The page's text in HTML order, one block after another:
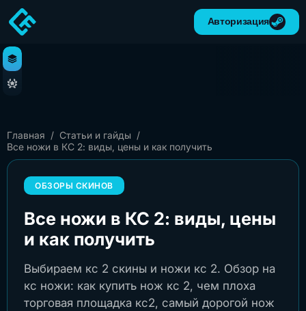
Авторизация
Главная / Статьи и гайды /
Все ножи в КС 2: виды, цены и как получить
ОБЗОРЫ СКИНОВ
Все ножи в КС 2: виды, цены
и как получить
Выбираем кс 2 скины и ножи кс 2. Обзор на
кс ножи: как купить нож кс 2, чем плоха
торговая площадка кс2, самый дорогой нож